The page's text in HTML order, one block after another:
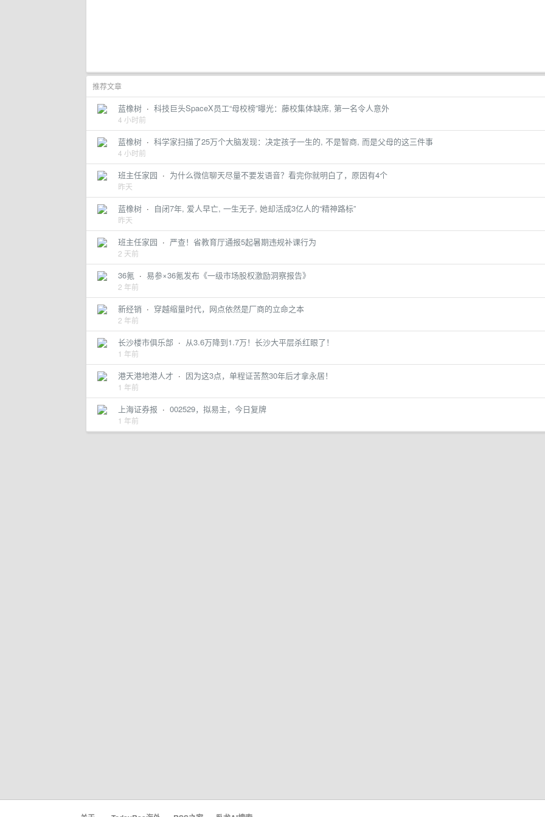
推荐文章
蓝橡树 · 科技巨头SpaceX员工“母校榜”曝光：藤校集体缺席, 第一名令人意外
4 小时前
蓝橡树 · 科学家扫描了25万个大脑发现：决定孩子一生的, 不是智商, 而是父母的这三件事
4 小时前
班主任家园 · 为什么微信聊天尽量不要发语音？看完你就明白了，原因有4个
昨天
蓝橡树 · 自闭7年, 爱人早亡, 一生无子, 她却活成3亿人的“精神路标”
昨天
班主任家园 · 严查！省教育厅通报5起暑期违规补课行为
2 天前
36氪 · 易参×36氪发布《一级市场股权激励洞察报告》
2 年前
新经销 · 穿越缩量时代，网点依然是厂商的立命之本
2 年前
长沙楼市俱乐部 · 从3.6万降到1.7万！长沙大平层杀红眼了！
1 年前
港天港地港人才 · 因为这3点，单程证苦熬30年后才拿永居！
1 年前
上海证券报 · 002529，拟易主，今日复牌
1 年前